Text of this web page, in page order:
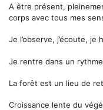
A être présent,
corps avec tous mes
Je l’observe, j’écoute,
Je rentre dans un
La forêt est un lieu de
Croissance lente du